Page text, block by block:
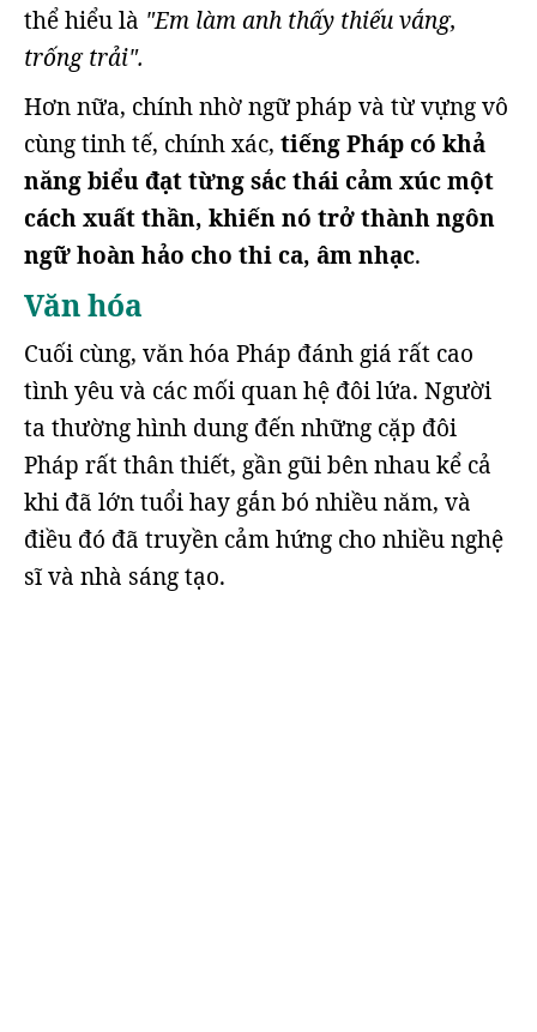
thể hiểu là "Em làm anh thấy thiếu vắng,
trống trải".
Hơn nữa, chính nhờ ngữ pháp và từ vựng vô
cùng tinh tế, chính xác, tiếng Pháp có khả
năng biểu đạt từng sắc thái cảm xúc một
cách xuất thần, khiến nó trở thành ngôn
ngữ hoàn hảo cho thi ca, âm nhạc.
Văn hóa
Cuối cùng, văn hóa Pháp đánh giá rất cao
tình yêu và các mối quan hệ đôi lứa. Người
ta thường hình dung đến những cặp đôi
Pháp rất thân thiết, gần gũi bên nhau kể cả
khi đã lớn tuổi hay gắn bó nhiều năm, và
điều đó đã truyền cảm hứng cho nhiều nghệ
sĩ và nhà sáng tạo.